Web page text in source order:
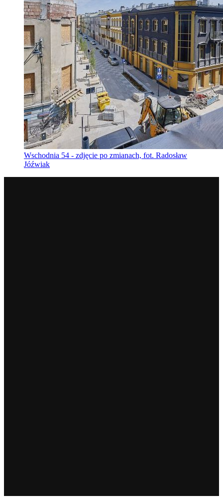
Wschodnia 54 - zdjęcie po zmianach, fot. Radosław
Jóźwiak